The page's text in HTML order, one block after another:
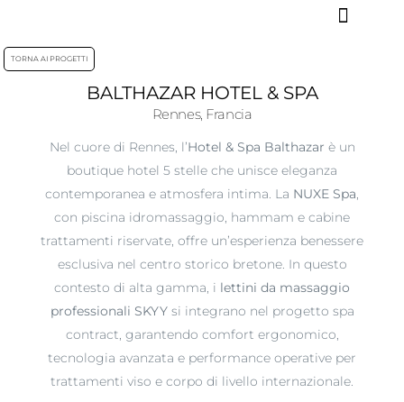
TORNA AI PROGETTI
BALTHAZAR HOTEL & SPA
Rennes, Francia
Nel cuore di Rennes, l’Hotel & Spa Balthazar è un
boutique hotel 5 stelle che unisce eleganza
contemporanea e atmosfera intima. La NUXE Spa,
con piscina idromassaggio, hammam e cabine
trattamenti riservate, offre un’esperienza benessere
esclusiva nel centro storico bretone. In questo
contesto di alta gamma, i lettini da massaggio
professionali SKYYsi integrano nel progetto spa
contract, garantendo comfort ergonomico,
tecnologia avanzata e performance operative per
trattamenti viso e corpo di livello internazionale.